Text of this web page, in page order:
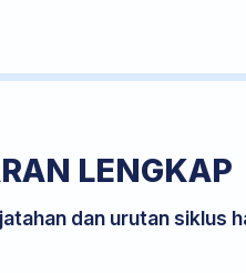
LENGKAP
dan urutan siklus